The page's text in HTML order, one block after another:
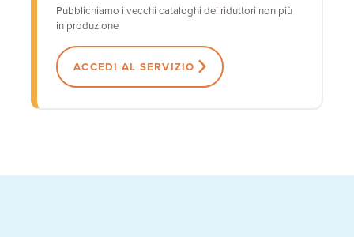
Pubblichiamo i vecchi cataloghi dei riduttori non più
in produzione
ACCEDI AL SERVIZIO